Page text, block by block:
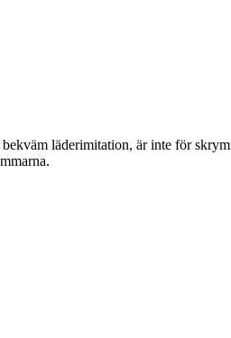
läderimitation, är inte för